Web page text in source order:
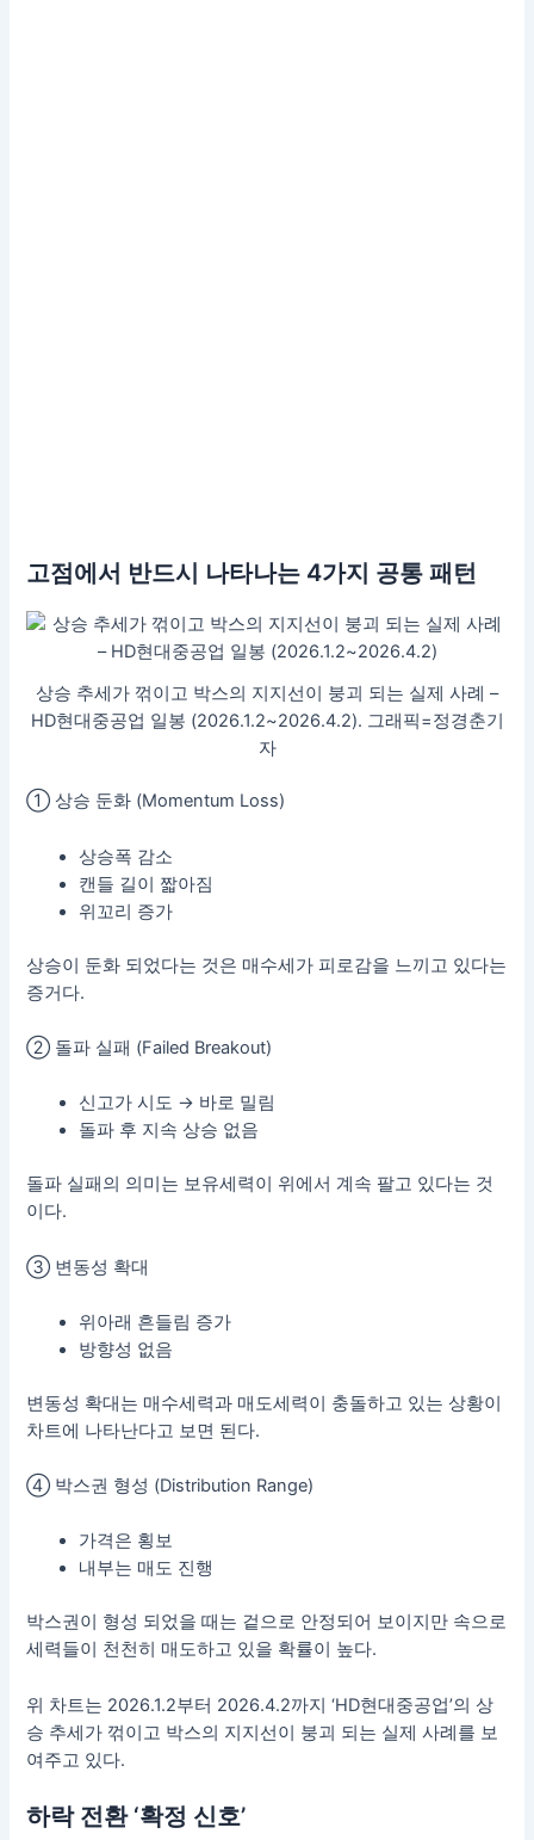
고점에서 반드시 나타나는 4가지 공통 패턴
상승 추세가 꺾이고 박스의 지지선이 붕괴 되는 실제 사례 –
HD현대중공업 일봉 (2026.1.2~2026.4.2). 그래픽=정경춘기
자
① 상승 둔화 (Momentum Loss)
상승폭 감소
캔들 길이 짧아짐
위꼬리 증가
상승이 둔화 되었다는 것은 매수세가 피로감을 느끼고 있다는
증거다.
② 돌파 실패 (Failed Breakout)
신고가 시도 → 바로 밀림
돌파 후 지속 상승 없음
돌파 실패의 의미는 보유세력이 위에서 계속 팔고 있다는 것
이다.
③ 변동성 확대
위아래 흔들림 증가
방향성 없음
변동성 확대는 매수세력과 매도세력이 충돌하고 있는 상황이
차트에 나타난다고 보면 된다.
④ 박스권 형성 (Distribution Range)
가격은 횡보
내부는 매도 진행
박스권이 형성 되었을 때는 겉으로 안정되어 보이지만 속으로
세력들이 천천히 매도하고 있을 확률이 높다.
위 차트는 2026.1.2부터 2026.4.2까지 ‘HD현대중공업’의 상
승 추세가 꺾이고 박스의 지지선이 붕괴 되는 실제 사례를 보
여주고 있다.
하락 전환 ‘확정 신호’